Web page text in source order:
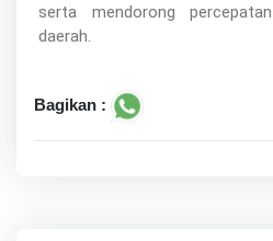
serta mendorong
daerah.
Bagikan :